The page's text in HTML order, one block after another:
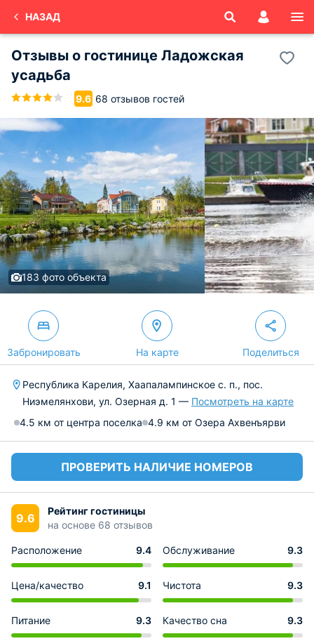
НАЗАД
Отзывы о гостинице Ладожская
усадьба
9.6 68 отзывов гостей
183 фото объекта
Забронировать На карте Поделиться
Республика Карелия, Хаапалампинское с. п., пос.
Ниэмелянхови, ул. Озерная д. 1 — Посмотреть на карте
4.5 км от центра поселка 4.9 км от Озера Ахвенъярви
ПРОВЕРИТЬ НАЛИЧИЕ НОМЕРОВ
9.6
Рейтинг гостиницы
на основе 68 отзывов
Расположение 9.4 Обслуживание 9.3
Цена/качество 9.1 Чистота 9.3
Питание 9.3 Качество сна 9.3